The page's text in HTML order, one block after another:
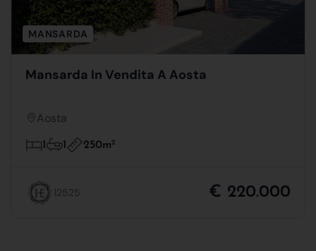
MANSARDA
Mansarda In Vendita A Aosta
Aosta
1 1 250m2
12525 € 220.000